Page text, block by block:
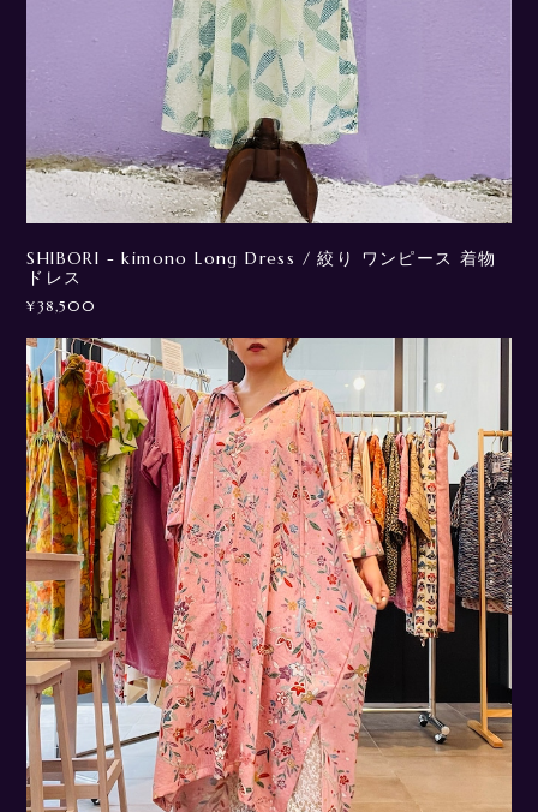
SHIBORI - kimono Long Dress / 絞り ワンピース 着物
ドレス
¥38,500